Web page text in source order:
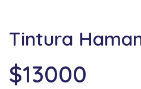
Tintura
$13000